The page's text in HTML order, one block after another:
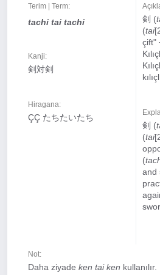
Terim | Term:
tachi tai tachi
Kanji:
剣対剣
Hiragana:
ÇÇ たちたいたち
剣 (
(tai
çift"
剣 (
(tai
(
and
Not:
Daha ziyade ken tai ken kullanılır.